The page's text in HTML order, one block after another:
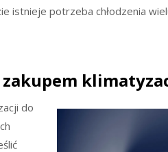
istnieje potrzeba chłodzenia
do